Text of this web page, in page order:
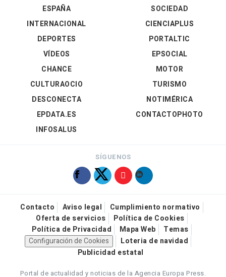
ESPAÑA
INTERNACIONAL
DEPORTES
VÍDEOS
SOCIEDAD
CIENCIAPLUS
PORTALTIC
EPSOCIAL
CHANCE
CULTURAOCIO
DESCONECTA
EPDATA.ES
INFOSALUS
MOTOR
TURISMO
NOTIMÉRICA
CONTACTOPHOTO
SÍGUENOS
Contacto Aviso legal
Cumplimiento normativo
Oferta de servicios
Política de Cookies
Política de Privacidad
Mapa Web
Temas
Configuración de Cookies
Loteria de navidad
Publicidad estatal
Portal de actualidad y noticias de la Agencia Europa Press.